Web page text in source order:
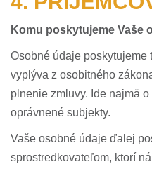
Komu poskytujeme Vaše
Osobné údaje poskytujeme
vyplýva z osobitného
plnenie zmluvy. Ide najmä
oprávnené subjekty.
Vaše osobné údaje ďalej
sprostredkovateľom, ktorí